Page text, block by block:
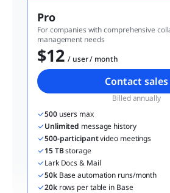
Pro
For companies with comprehensive
management needs
$12
  / user / month
Contact sales
Billed annually
500 users max
Unlimited message history
500-participant video meetings
15 TB storage
Lark Docs & Mail
50k Base automation runs/month
20k rows per table in Base